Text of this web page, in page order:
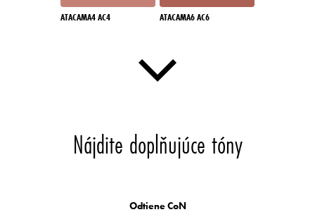
ATACAMA4 AC4 ATACAMA6 AC6
Nájdite doplňujúce tóny
Odtiene CoN